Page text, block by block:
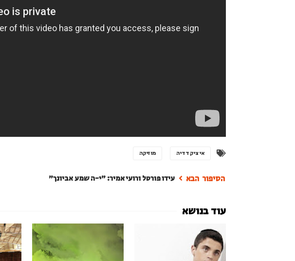
איציק דדיה מוזיקה
עידו פורטל ורועי אמיר: "י-ה שמע אביונך"